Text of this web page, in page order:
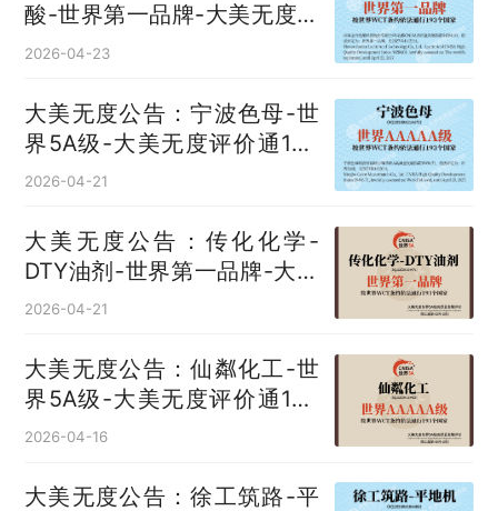
酸‌-世界第一品牌-大美无度评
价通193国
2026-04-23
大美无度公告：宁波色母-世
界5A级-大美无度评价通193
国
2026-04-21
大美无度公告：传化化学-
DTY油剂‌-世界第一品牌-大美
无度评价通193国
2026-04-21
大美无度公告：仙粼化工-世
界5A级-大美无度评价通193
国
2026-04-16
大美无度公告：徐工筑路-平